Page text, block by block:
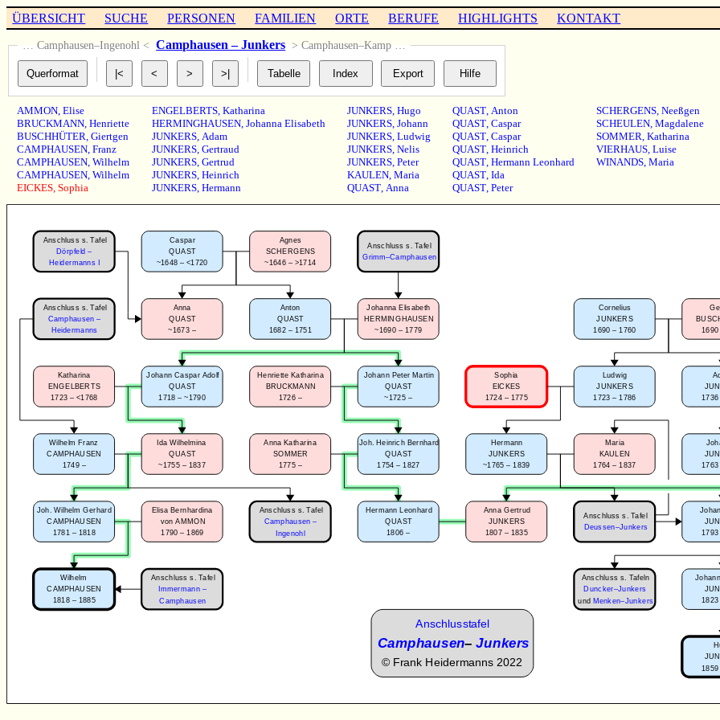
ÜBERSICHT SUCHE PERSONEN FAMILIEN ORTE BERUFE HIGHLIGHTS KONTAKT
… Camphausen–Ingenohl < Camphausen – Junkers > Camphausen–Kamp …
AMMON,Elise
BRUCKMANN,Henriette
BUSCHHÜTER,Giertgen
CAMPHAUSEN,Franz
CAMPHAUSEN,Wilhelm
CAMPHAUSEN,Wilhelm
EICKES,Sophia
ENGELBERTS, Katharina
HERMINGHAUSEN, Johanna Elisabeth
JUNKERS, Adam
JUNKERS, Gertraud
JUNKERS, Gertrud
JUNKERS, Heinrich
JUNKERS, Hermann
JUNKERS, Hugo
JUNKERS, Johann
JUNKERS, Ludwig
JUNKERS, Nelis
JUNKERS, Peter
KAULEN, Maria
QUAST, Anna
QUAST, Anton
QUAST, Caspar
QUAST, Caspar
QUAST, Heinrich
QUAST, Hermann Leonhard
QUAST, Ida
QUAST, Peter
SCHERGENS, Neeßgen
SCHEULEN, Magdalene
SOMMER, Katharina
VIERHAUS, Luise
WINANDS, Maria
1823
1859
1793
Maria
KAULEN
1764 – 1837
Hermann
JUNKERS
~1765 – 1839
1763
Sophia
EICKES
1724 – 1775
Ludwig
JUNKERS
1723 – 1786 1736
1690
Cornelius
JUNKERS
1690 – 1760
Johanna Elisabeth
HERMINGHAUSEN
~1690 – 1779
Anton
QUAST
1682 – 1751
Katharina
ENGELBERTS
1723 – <1768
Johann Caspar Adolf
QUAST
1718 – ~1790
Wilhelm Franz
CAMPHAUSEN
1749 –
Ida Wilhelmina
QUAST
~1755 – 1837
Joh. Wilhelm Gerhard
CAMPHAUSEN
1781 – 1818
Elisa Bernhardina
von AMMON
1790 – 1869
Wilhelm
CAMPHAUSEN
1818 – 1885
Anschluss s. Tafel
Camphausen –
Heidermanns
Anschluss s. Tafel
Grimm–Camphausen
Henriette Katharina
BRUCKMANN
1726 –
Johann Peter Martin
QUAST
~1725 –
Anna Katharina
SOMMER
1775 –
Joh. Heinrich Bernhard
QUAST
1754 – 1827
Anna Gertrud
JUNKERS
1807 – 1835
Hermann Leonhard
QUAST
1806 –
Anschluss s. Tafel
Deussen–Junkers
Anschlusstafel
Camphausen–Junkers
© Frank Heidermanns 2022
Agnes
SCHERGENS
~1646 – >1714
Caspar
QUAST
~1648 – <1720
Anna
QUAST
~1673 –
Anschluss s. Tafel
Dörpfeld –
Heidermanns I
Anschluss s. Tafel
Immermann –
Camphausen
Anschluss s. Tafel
Camphausen –
Ingenohl
Anschluss s. Tafeln
Duncker–Junkers
undMenken–Junkers